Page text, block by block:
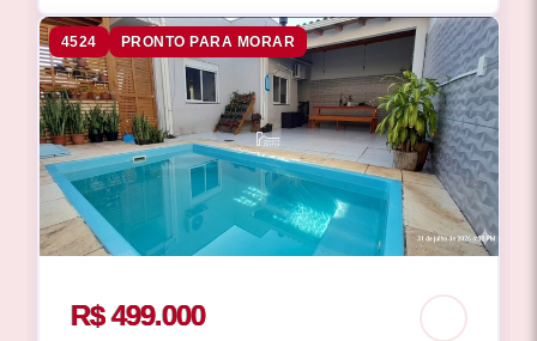
4524 PRONTO PARA MORAR
R$ 499.000